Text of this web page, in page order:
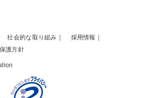
社会的な取り組み
採用情報
護方針